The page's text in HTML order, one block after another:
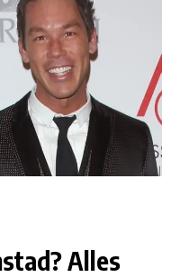
Alles